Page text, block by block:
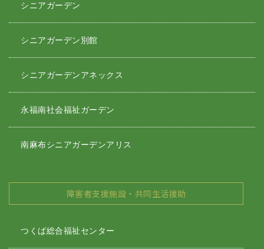
シニアガーデン
シニアガーデン別館
シニアガーデンアネックス
永福南社会福祉ガーデン
南麻布シニアガーデンアリス
障害者支援施設・共同生活援助
つくば総合福祉センター